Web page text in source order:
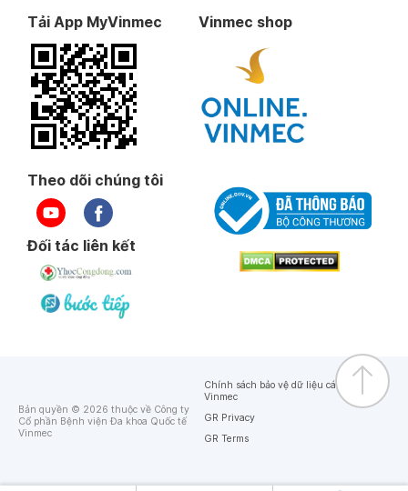
Tải App MyVinmec Vinmec shop
Theo dõi chúng tôi
Đối tác liên kết
Bản quyền © 2026 thuộc về Công ty
Cổ phần Bệnh viện Đa khoa Quốc tế
Vinmec
Chính sách bảo vệ dữ liệu cá nhân của
Vinmec
GR Privacy
GR Terms